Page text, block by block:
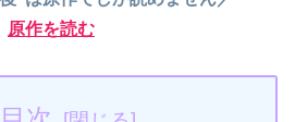
原作を読む